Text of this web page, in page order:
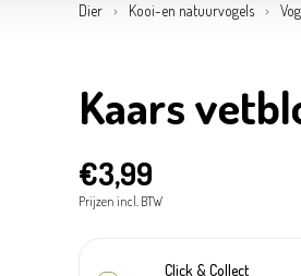
Tuininrichting
Bestrijding
Kweekaccessoires
Homewear
Dier Kooi-en natuurvogels
Kaars
€3,99
Prijzen incl. BTW
Click & Collect